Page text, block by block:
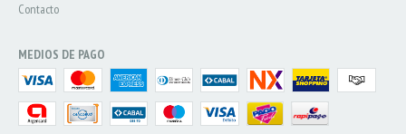
Contacto
MEDIOS DE PAGO